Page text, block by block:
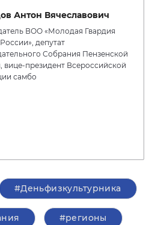
Антон Вячеславович
ВОО «Молодая Гвардия
депутат
Собрания Пензенской
вице-президент Всероссийской
самбо
#Деньфизкультурника
#регионы